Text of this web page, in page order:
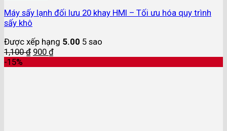
Máy sấy lạnh đối lưu 20 khay HMI – Tối ưu hóa quy trình
sấy khô
Được xếp hạng 5.00 5 sao
1,100₫ 900 ₫
-15%